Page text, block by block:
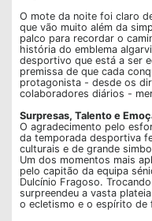
O mote da noite foi claro
que vão muito além da
palco para recordar o
história do emblema
desportivo que está a ser
premissa de que cada
protagonista - desde os
colaboradores diários -
Surpresas, Talento e
O agradecimento pelo
da temporada desportiva
culturais e de grande
Um dos momentos mais
pelo capitão da equipa
Dulcínio Fragoso.
surpreendeu a vasta
o ecletismo e o espírito de